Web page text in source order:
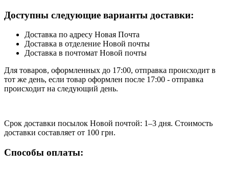
Доступны следующие варианты доставки:
Доставка по адресу Новая Почта
Доставка в отделение Новой почты
Доставка в почтомат Новой почты
Для товаров, оформленных до 17:00, отправка происходит в
тот же день, если товар оформлен после 17:00 - отправка
происходит на следующий день.
Срок доставки посылок Новой почтой: 1–3 дня. Стоимость
доставки составляет от 100 грн.
Способы оплаты: